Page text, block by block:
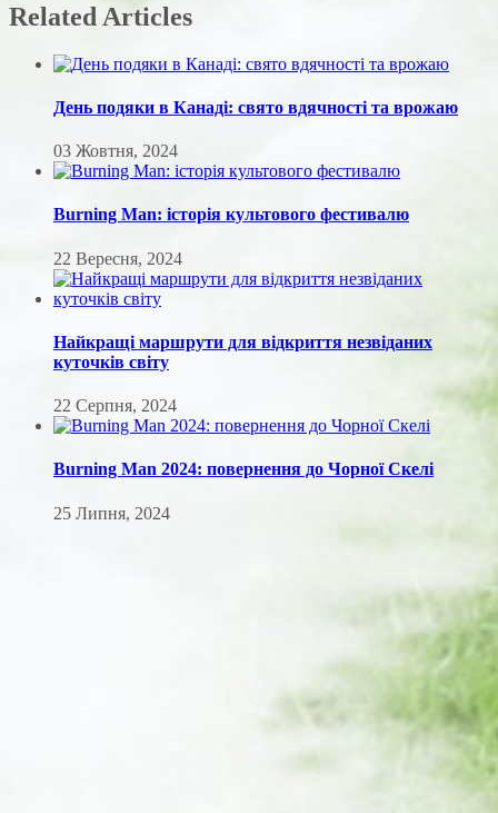
Related Articles
День подяки в Канаді: свято вдячності та врожаю
03 Жовтня, 2024
Burning Man: історія культового фестивалю
22 Вересня, 2024
Найкращі маршрути для відкриття незвіданих
куточків світу
22 Серпня, 2024
Burning Man 2024: повернення до Чорної Скелі
25 Липня, 2024